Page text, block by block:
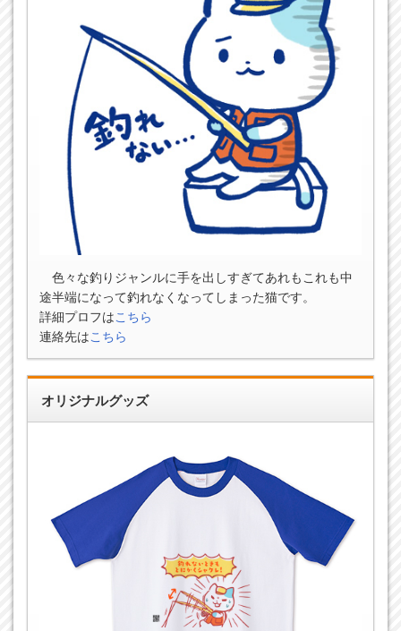
色々な釣りジャンルに手を出しすぎてあれもこれも中
途半端になって釣れなくなってしまった猫です。
詳細プロフはこちら
連絡先はこちら
オリジナルグッズ